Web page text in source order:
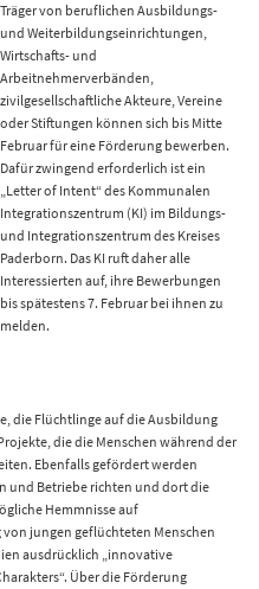
Träger von beruflichen Ausbildungs-
und Weiterbildungseinrichtungen,
Wirtschafts- und
Arbeitnehmerverbänden,
zivilgesellschaftliche Akteure, Vereine
oder Stiftungen können sich bis Mitte
Februar für eine Förderung bewerben.
Dafür zwingend erforderlich ist ein
„Letter of Intent“ des Kommunalen
Integrationszentrum (KI) im Bildungs-
und Integrationszentrum des Kreises
Paderborn. Das KI ruft daher alle
Interessierten auf, ihre Bewerbungen
bis spätestens 7. Februar bei ihnen zu
melden.
die Flüchtlinge auf die Ausbildung
die die Menschen während der
Ebenfalls gefördert werden
und Betriebe richten und dort die
Hemmnisse auf
jungen geflüchteten Menschen
ausdrücklich „innovative
Über die Förderung